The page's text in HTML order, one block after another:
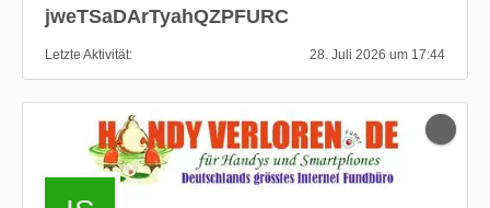
jweTSaDArTyahQZPFURC
Letzte Aktivität 28. Juli 2026 um 17:44